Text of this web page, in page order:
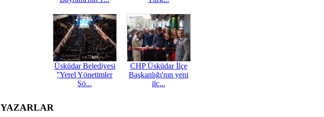
Üsküdar Belediyesi
''Yerel Yönetimler
Şö...
CHP Üsküdar İlçe
Başkanlığı'nın yeni
ilç...
YAZARLAR